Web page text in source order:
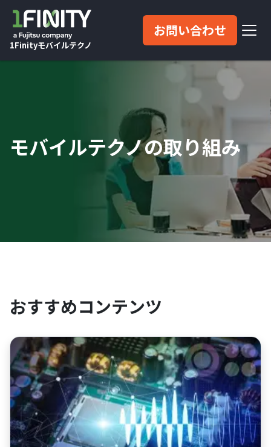
1Finityモバイルテクノ
お問い合わせ
モバイルテクノの取り組み
おすすめコンテンツ